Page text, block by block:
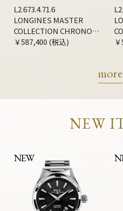
L2.673.4.71.6
LONGINES MASTER
COLLECTION CHRONO
MOONPHASE
￥587,400 (税込)
more
NEW
NEW